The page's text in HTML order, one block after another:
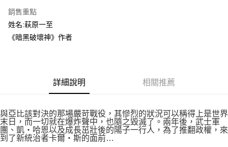
ATM／網路銀行／等多元方式進行付款，方視為交易完成。
※ 請注意：結帳手續完成當下不需立刻繳費，但若您需要取消訂單，請聯絡
購買商品的店家。未經商家同意取消之訂單仍視為有效，需透過AFTEE先享
後付繳納相關費用。
權轉讓予恩沛科技股份有限公司。
２．關於個人資料處理事宜，請瀏覽以下網址：
https://aftee.tw/terms/#terms3
３．未成年的使用者請事先徵得法定代理人或監護人之同意方可使用
每筆NT$80，滿NT$500(含以上)免運費
付款後7-11取貨
每筆NT$80，滿NT$500(含以上)免運費
銷售重點
姓名:萩原一至
《暗黑破壞神》作者
詳細說明 相關推薦
與亞比該對決的那場嚴苛戰役，其慘烈的狀況可以稱得上是世界
末日，而一切就在爆炸聲中，也隨之毀滅了。兩年後，武士軍
團、凱‧哈恩以及成長茁壯後的陽子一行人，為了推翻政權，來
到了新統治者卡爾‧斯的面前…